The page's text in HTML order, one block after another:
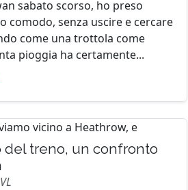
sabato scorso, ho preso
comodo, senza uscire e cercare
come una trottola come
pioggia ha certamente...
treno, un confronto